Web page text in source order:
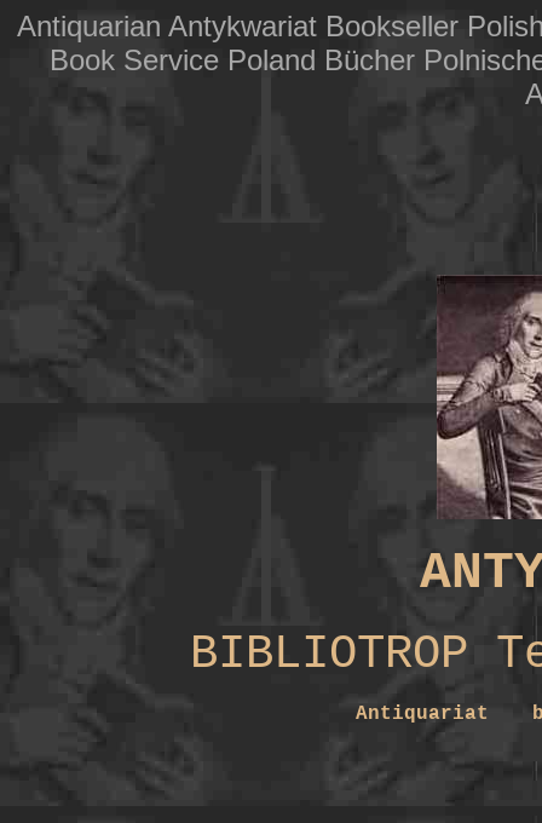
Antiquarian Antykwariat Bookseller
Book Service Poland Bücher
BIBLIOTROP
Antiquariat